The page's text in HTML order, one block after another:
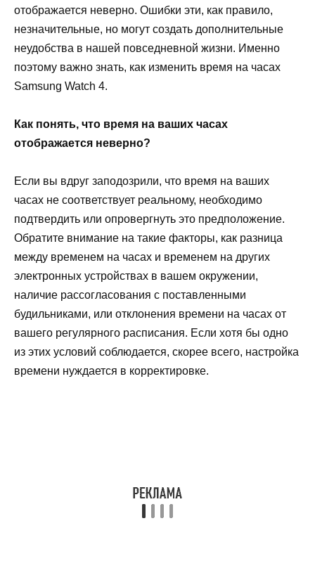
отображается неверно. Ошибки эти, как правило,
незначительные, но могут создать дополнительные
неудобства в нашей повседневной жизни. Именно
поэтому важно знать, как изменить время на часах
Samsung Watch 4.
Как понять, что время на ваших часах
отображается неверно?
Если вы вдруг заподозрили, что время на ваших
часах не соответствует реальному, необходимо
подтвердить или опровергнуть это предположение.
Обратите внимание на такие факторы, как разница
между временем на часах и временем на других
электронных устройствах в вашем окружении,
наличие рассогласования с поставленными
будильниками, или отклонения времени на часах от
вашего регулярного расписания. Если хотя бы одно
из этих условий соблюдается, скорее всего, настройка
времени нуждается в корректировке.